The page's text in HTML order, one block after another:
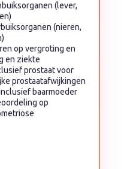
(lever,
(nieren,
op vergroting en
en ziekte
prostaat voor
prostaatafwijkingen
baarmoeder
op